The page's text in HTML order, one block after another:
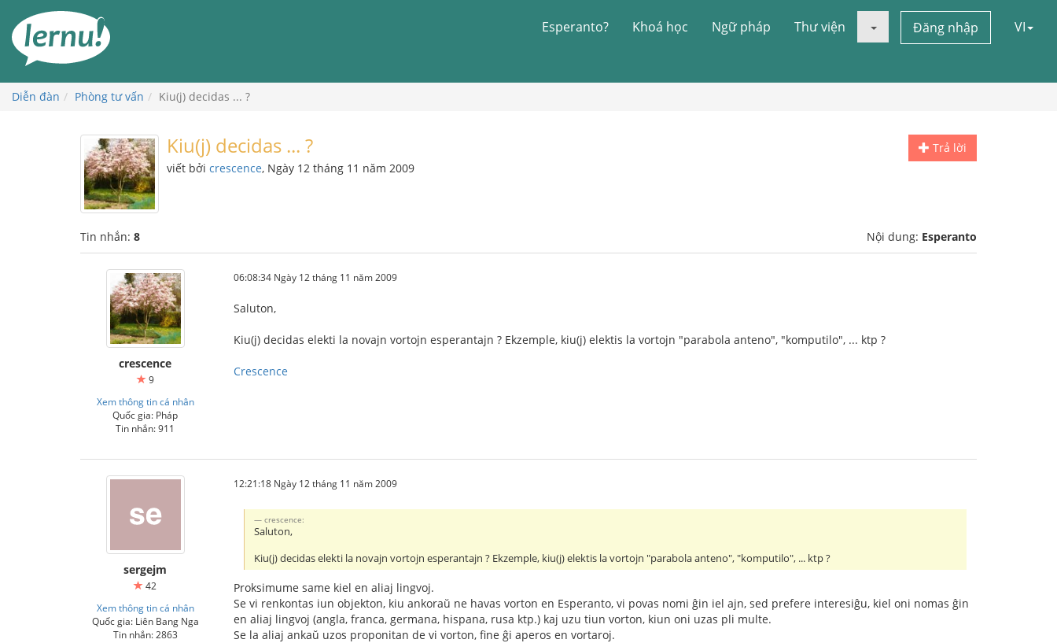
đến
phần
dung
Esperanto? Khoá học Ngữ pháp Thư viện Đăng nhập VI
Diễn đàn Phòng tư vấn Kiu(j) decidas ... ?
Trả lời
Kiu(j) decidas ... ?
viết bởi crescence, Ngày 12 tháng 11 năm 2009
Tin nhắn: 8 Nội dung: Esperanto
crescence
9
Xem thông tin cá nhân
Quốc gia: Pháp
Tin nhắn: 911
06:08:34 Ngày 12 tháng 11 năm 2009
Saluton,
Kiu(j) decidas elekti la novajn vortojn esperantajn ? Ekzemple, kiu(j) elektis la vortojn "parabola anteno", "komputilo", ... ktp ?
Crescence
sergejm
42
Xem thông tin cá nhân
Quốc gia: Liên Bang Nga
Tin nhắn: 2863
12:21:18 Ngày 12 tháng 11 năm 2009
crescence:
Saluton,
Kiu(j) decidas elekti la novajn vortojn esperantajn ? Ekzemple, kiu(j) elektis la vortojn "parabola anteno", "komputilo", ... ktp ?
Proksimume same kiel en aliaj lingvoj.
Se vi renkontas iun objekton, kiu ankoraŭ ne havas vorton en Esperanto, vi povas nomi ĝin iel ajn, sed prefere interesiĝu, kiel oni nomas ĝin
en aliaj lingvoj (angla, franca, germana, hispana, rusa ktp.) kaj uzu tiun vorton, kiun oni uzas pli multe.
Se la aliaj ankaŭ uzos proponitan de vi vorton, fine ĝi aperos en vortaroj.